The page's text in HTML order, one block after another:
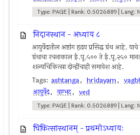
Type: PAGE | Rank: 0.5026889 | Lang:
निदानस्थान - अध्याय ८
आयुर्वेदातील अष्टांग हृदय प्रसिद्ध ग्रंथ आहे.
ग्रंथाचा रचनाकाल ई.पू.५०० ते ई.पू.२५०
शल्यचिकित्सा दोन्हींचाही समावेश आहे.
Tags: ashtanga, hridayam,
आयुर्वेद, वाग्भट, ved
Type: PAGE | Rank: 0.5026889 | Lang:
चिकित्सास्थानम् - प्रथमोऽध्यायः